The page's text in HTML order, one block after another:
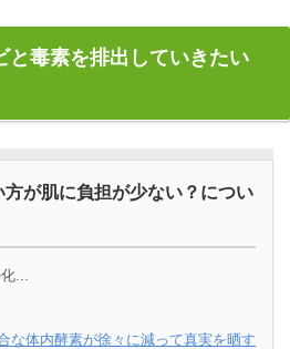
と毒素を排出していきたい
が肌に負担が少ない？につい
...
な体内酵素が徐々に減って真実を晒す